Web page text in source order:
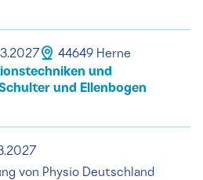
44649 Herne
und
und Ellenbogen
von Physio Deutschland